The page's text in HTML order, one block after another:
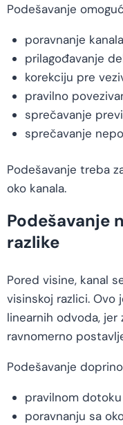
Podešavanje
poravnanje
prilagođavanje
korekciju pre
pravilno
sprečavanje
sprečavanje
Podešavanje treba
oko kanala.
Podešavanje
razlike
Pored visine, kanal
visinskoj razlici. Ovo
linearnih odvoda,
ravnomerno
Podešavanje
pravilnom
poravnanju sa